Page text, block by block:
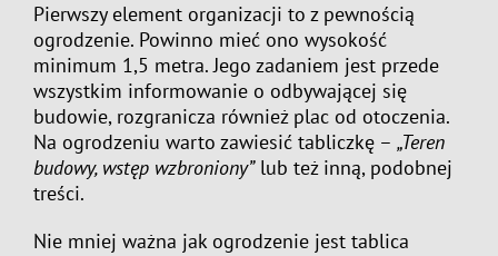
Pierwszy element organizacji to z pewnością
ogrodzenie. Powinno mieć ono wysokość
minimum 1,5 metra. Jego zadaniem jest przede
wszystkim informowanie o odbywającej się
budowie, rozgranicza również plac od otoczenia.
Na ogrodzeniu warto zawiesić tabliczkę – „Teren
budowy, wstęp wzbroniony”lub też inną, podobnej
treści.
Nie mniej ważna jak ogrodzenie jest tablica